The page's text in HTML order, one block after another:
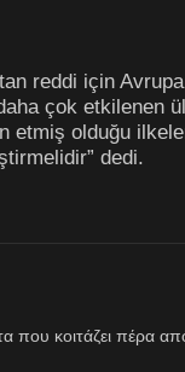
reddi için
çok etkilenen
etmiş olduğu
dedi.
που κοιτάζει πέρα